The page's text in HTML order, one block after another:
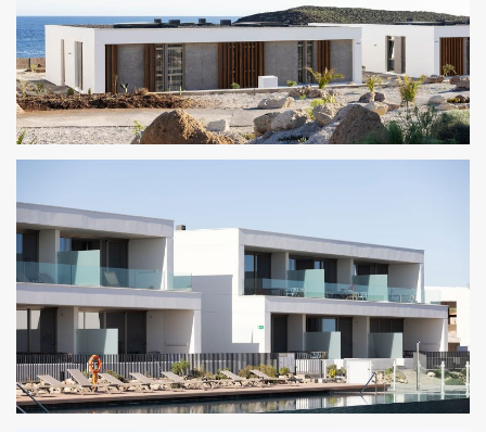
122 VIVIENDAS EN ABADES 10